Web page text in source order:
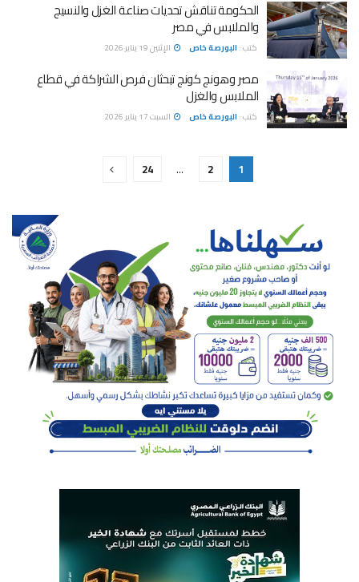
الحكومة تناقش تحديات صناعة الغزل والنسيج
والملابس في مصر
كتب : البورصة خاص الإثنين 19 يناير 2026
مصر وهونج كونج تبحثان فرص الشراكة في قطاع
الملابس والغزل
كتب : البورصة خاص السبت 17 يناير 2026
1
2
…
24